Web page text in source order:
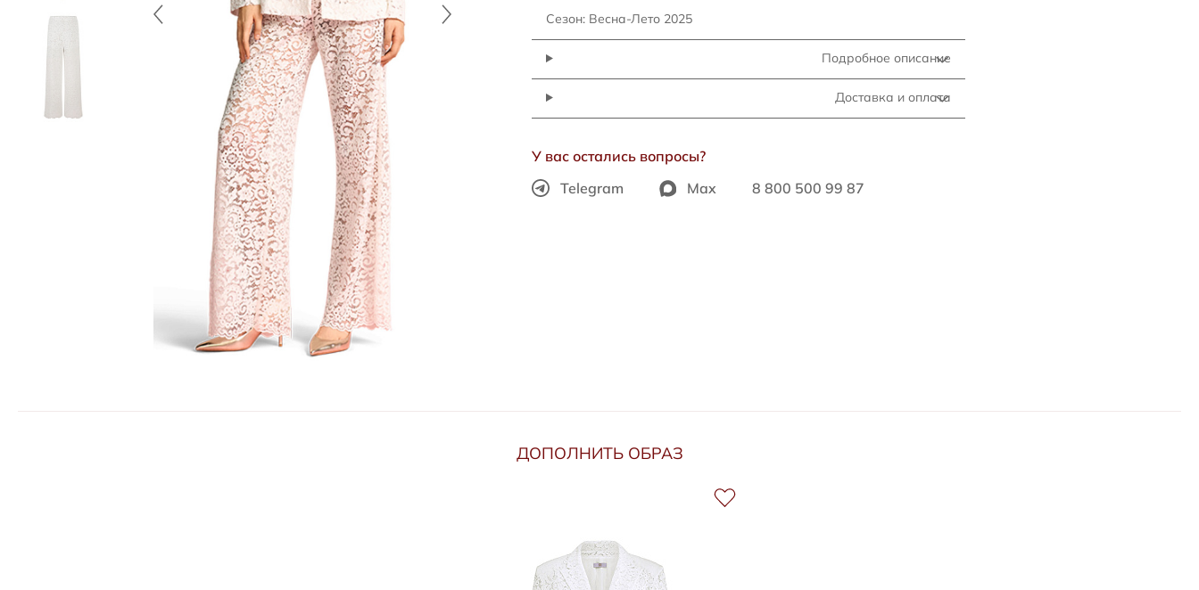
Сезон: Весна-Лето 2025
Подробное описание
Доставка и оплата
У вас остались вопросы?
Telegram
Max 8 800 500 99 87
ДОПОЛНИТЬ ОБРАЗ